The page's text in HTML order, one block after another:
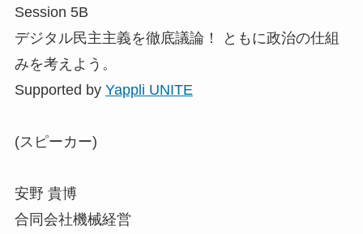
Session 5B
デジタル民主主義を徹底議論！ ともに政治の仕組
みを考えよう。
Supported by Yappli UNITE
(スピーカー)
安野 貴博
合同会社機械経営